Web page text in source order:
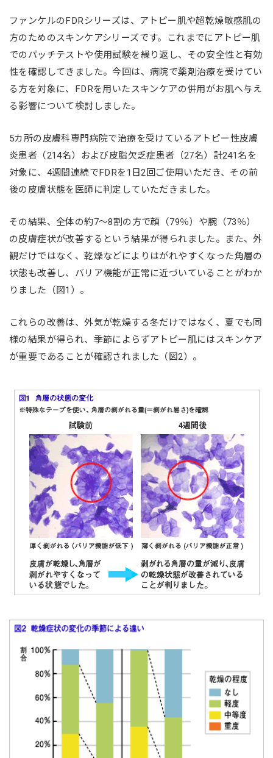
ファンケルのFDRシリーズは、アトピー肌や超乾燥敏感肌の
方のためのスキンケアシリーズです。これまでにアトピー肌
でのパッチテストや使用試験を繰り返し、その安全性と有効
性を確認してきました。今回は、病院で薬剤治療を受けてい
る方を対象に、FDRを用いたスキンケアの併用がお肌へ与え
る影響について検討しました。
5カ所の皮膚科専門病院で治療を受けているアトピー性皮膚
炎患者（214名）および皮脂欠乏症患者（27名）計241名を
対象に、4週間連続でFDRを1日2回ご使用いただき、その前
後の皮膚状態を医師に判定していただきました。
その結果、全体の約7〜8割の方で顔（79％）や腕（73％）
の皮膚症状が改善するという結果が得られました。また、外
観だけではなく、乾燥などによりはがれやすくなった角層の
状態も改善し、バリア機能が正常に近づいていることがわか
りました（図1）。
これらの改善は、外気が乾燥する冬だけではなく、夏でも同
様の結果が得られ、季節によらずアトピー肌にはスキンケア
が重要であることが確認されました（図2）。